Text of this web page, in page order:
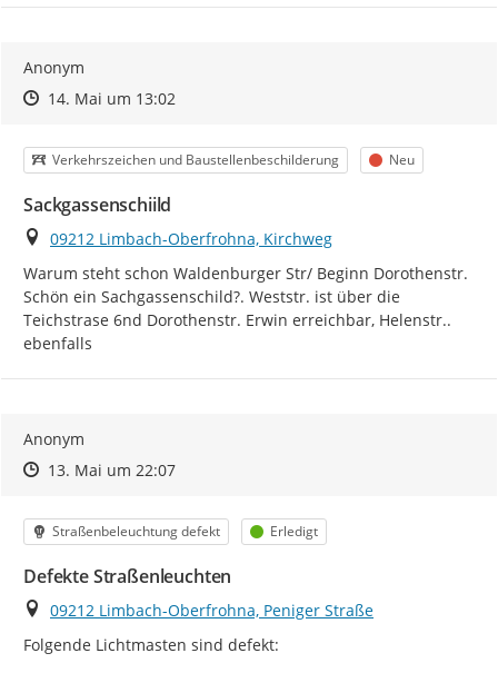
Anonym
Zeitpunkt des Erstellens
Zeitpunkt des Erstellens
14. Mai um 13:02Zur Äußerung
Kategorie
Verkehrszeichen und Baustellenbeschilderung Status
Neu
Sackgassenschiild
Ort
09212 Limbach-Oberfrohna, Kirchweg
Warum steht schon Waldenburger Str/ Beginn Dorothenstr.
Schön ein Sachgassenschild?. Weststr. ist über die
Teichstrase 6nd Dorothenstr. Erwin erreichbar, Helenstr..
ebenfalls
Anonym
Zeitpunkt des Erstellens
Zeitpunkt des Erstellens
13. Mai um 22:07Zur Äußerung
Kategorie
Straßenbeleuchtung defekt Status
Erledigt
Defekte Straßenleuchten
Ort
09212 Limbach-Oberfrohna, Peniger Straße
Folgende Lichtmasten sind defekt: